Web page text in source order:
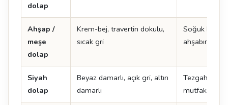
dolap
Ahşap /
meşe
dolap
Krem-bej, travertin dokulu,
sıcak gri
Soğuk
ahşabın
Siyah
dolap
Beyaz damarlı, açık gri, altın
damarlı
Tezgah açık
mutfak daha